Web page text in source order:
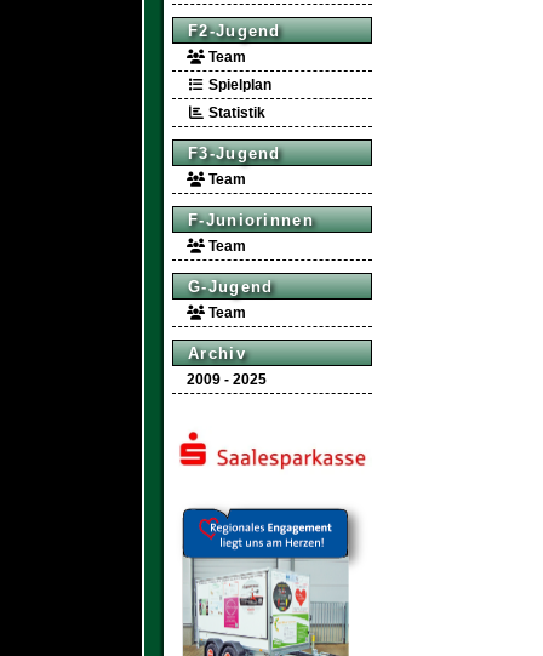
F2-Jugend
Team
Spielplan
Statistik
F3-Jugend
Team
F-Juniorinnen
Team
G-Jugend
Team
Archiv
2009 - 2025